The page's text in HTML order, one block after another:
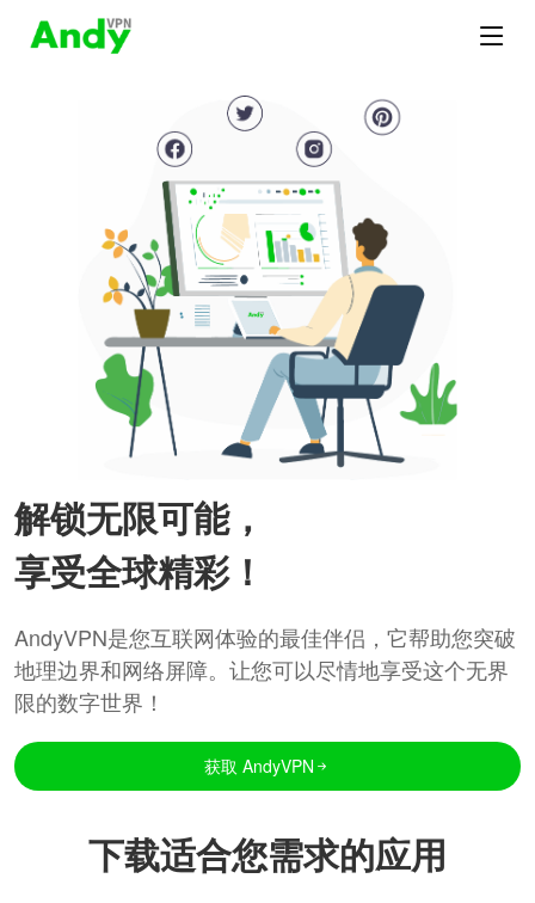
解锁无限可能，
享受全球精彩！
AndyVPN是您互联网体验的最佳伴侣，它帮助您突破
地理边界和网络屏障。让您可以尽情地享受这个无界
限的数字世界！
获取 AndyVPN
下载适合您需求的应用